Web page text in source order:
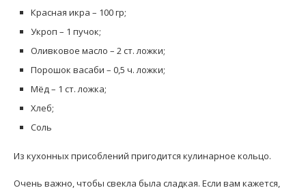
Красная икра – 100 гр;
Укроп – 1 пучок;
Оливковое масло – 2 ст. ложки;
Порошок васаби – 0,5 ч. ложки;
Мёд – 1 ст. ложка;
Хлеб;
Соль
Из кухонных присоблений пригодится кулинарное кольцо.
Очень важно, чтобы свекла была сладкая. Если вам кажется,